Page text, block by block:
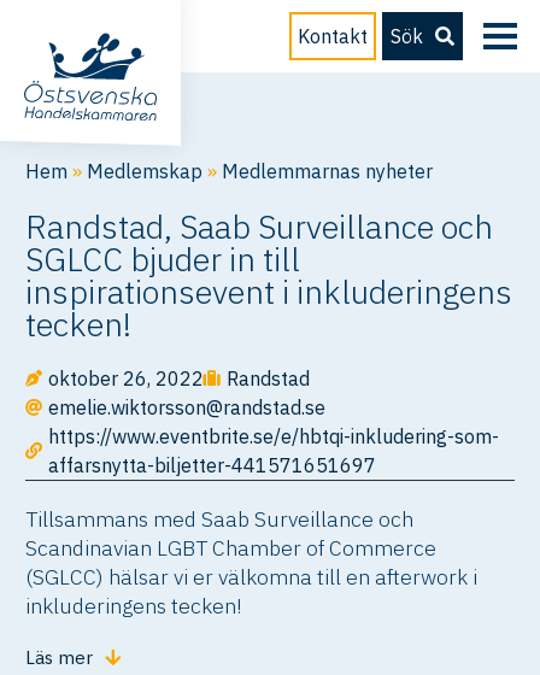
Kontakt Sök
Hem » Medlemskap » Medlemmarnas nyheter
Randstad, Saab Surveillance och
SGLCC bjuder in till
inspirationsevent i inkluderingens
tecken!
oktober 26, 2022
Randstad
emelie.wiktorsson@randstad.se
https://www.eventbrite.se/e/hbtqi-inkludering-som-
affarsnytta-biljetter-441571651697
Tillsammans med Saab Surveillance och
Scandinavian LGBT Chamber of Commerce
(SGLCC) hälsar vi er välkomna till en afterwork i
inkluderingens tecken!
Läs mer